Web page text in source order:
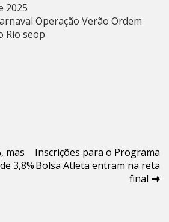
2025
Operação Verão Ordem
Rio seop
mas
3,8%
Inscrições para o Programa
Bolsa Atleta entram na reta
final